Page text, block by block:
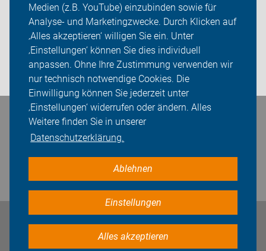
Medien (z.B. YouTube) einzubinden sowie für
Analyse- und Marketingzwecke. Durch Klicken auf
‚Alles akzeptieren‘ willigen Sie ein. Unter
‚Einstellungen‘ können Sie dies individuell
anpassen. Ohne Ihre Zustimmung verwenden wir
nur technisch notwendige Cookies. Die
Einwilligung können Sie jederzeit unter
‚Einstellungen‘ widerrufen oder ändern. Alles
Weitere finden Sie in unserer
Datenschutzerklärung.
Ablehnen
Einstellungen
Alles akzeptieren
ADFC Leipzig
Sei dabei
Presse
Bleiben Sie in Kontakt
Impressum Datenschutz Cookie-Einstellungen